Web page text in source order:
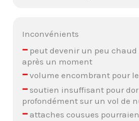
Inconvénients
– peut devenir un peu
après un moment
– volume encombrant pour
– soutien insuffisant pour
profondément sur un vol de
– attaches cousues